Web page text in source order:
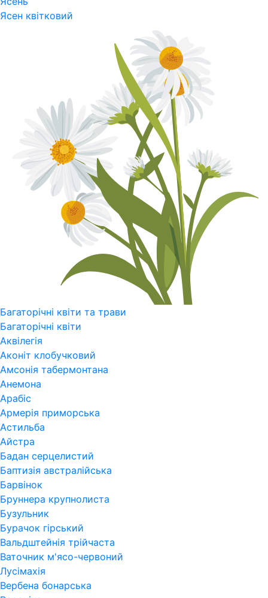
Ясен квітковий
Багаторічні квіти та трави
Багаторічні квіти
Аквілегія
Аконіт клобучковий
Амсонія табермонтана
Анемона
Арабіс
Армерія приморська
Астильба
Айстра
Бадан серцелистий
Баптизія австралійська
Барвінок
Бруннера крупнолиста
Бузульник
Бурачок гірський
Вальдштейнія трійчаста
Ваточник м'ясо-червоний
Лусімахія
Вербена бонарська